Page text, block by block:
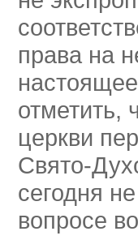
права на
отметить,
церкви
Свято-
сегодня
вопросе